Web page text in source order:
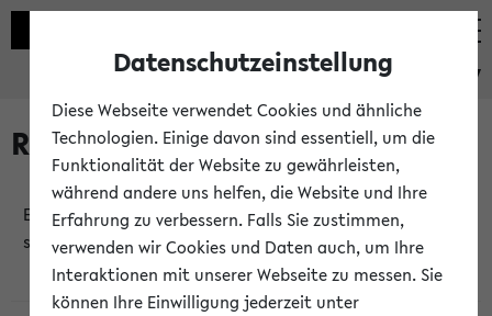
eKVV
Raumänderungen
Es wurden keine Raumänderungen an jetzt
stattfindenden Veranstaltungen gefunden!
Datenschutzeinstellung
Diese Webseite verwendet Cookies und ähnliche
Technologien. Einige davon sind essentiell, um die
Funktionalität der Website zu gewährleisten,
während andere uns helfen, die Website und Ihre
Erfahrung zu verbessern. Falls Sie zustimmen,
verwenden wir Cookies und Daten auch, um Ihre
Interaktionen mit unserer Webseite zu messen. Sie
können Ihre Einwilligung jederzeit unter